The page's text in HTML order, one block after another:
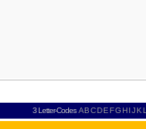
3 Letter-Codes ABCDEFGH IJKL